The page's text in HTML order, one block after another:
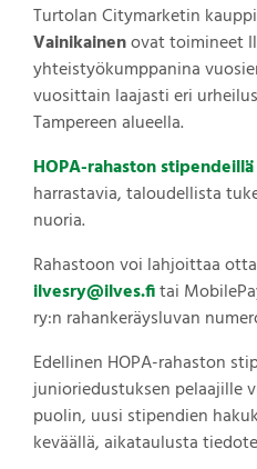
Turtolan Citymarketin
Vainikainenovat toimineet
yhteistyökumppanina
vuosittain laajasti eri
Tampereen alueella.
HOPA-rahaston stipendeillä
harrastavia, taloudellista
nuoria.
Rahastoon voi lahjoittaa
ilvesry@ilves.fitai
ry:n rahankeräysluvan
Edellinen HOPA-rahaston
junioriedustuksen pelaajille
puolin, uusi stipendien
keväällä, aikataulusta